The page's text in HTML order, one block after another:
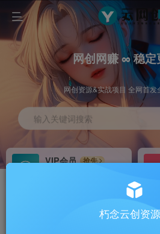
网创网赚 ∞ 稳定
网创资源&实战项目 全网首
输入关键词搜索
VIP会员
抢先
会员专属推广链接朽念云创资